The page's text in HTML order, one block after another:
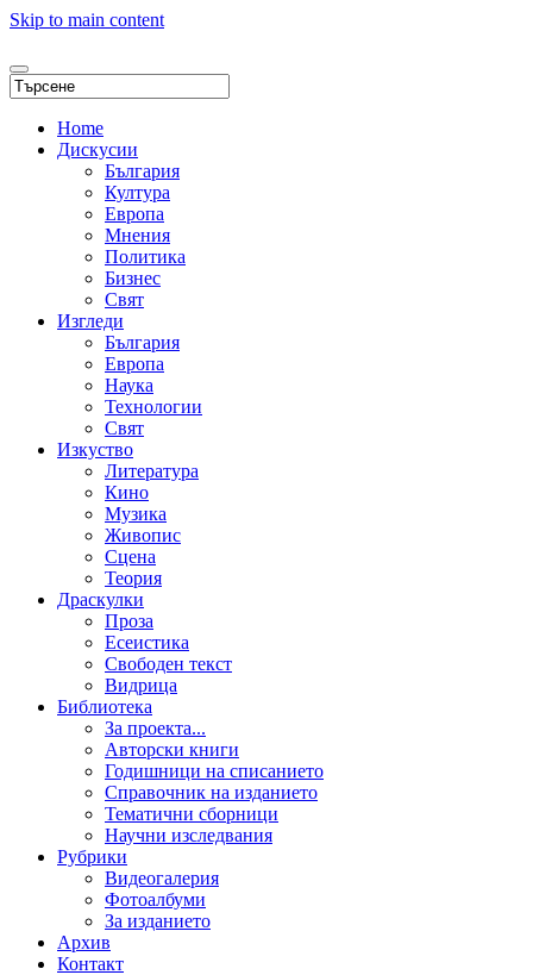
Skip to main content
Home
Дискусии
България
Култура
Европа
Мнения
Политика
Бизнес
Свят
Изгледи
България
Европа
Наука
Технологии
Свят
Изкуство
Литература
Кино
Музика
Живопис
Сцена
Теория
Драскулки
Проза
Есеистика
Свободен текст
Видрица
Библиотека
За проекта...
Авторски книги
Годишници на списанието
Справочник на изданието
Тематични сборници
Научни изследвания
Рубрики
Видеогалерия
Фотоалбуми
За изданието
Архив
Контакт